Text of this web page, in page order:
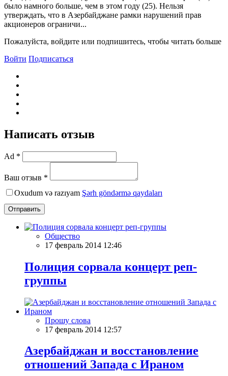
было намного больше, чем в этом году (25). Нельзя
утверждать, что в Азербайджане рамки нарушений прав
акционеров ограничи...
Пожалуйста, войдите или подпишитесь, чтобы читать больше
Войти Подписаться
Написать отзыв
Ad *
Ваш отзыв *
Oxudum və razıyam Şərh göndərmə qaydaları
Отправить
Общество
17 февраль 2014 12:46
Полиция сорвала концерт реп-
группы
Прошу слова
17 февраль 2014 12:57
Азербайджан и восстановление
отношений Запада с Ираном